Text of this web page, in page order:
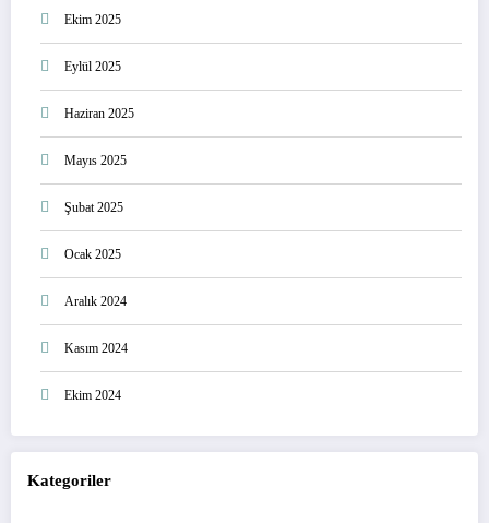
Ekim 2025
Eylül 2025
Haziran 2025
Mayıs 2025
Şubat 2025
Ocak 2025
Aralık 2024
Kasım 2024
Ekim 2024
Kategoriler